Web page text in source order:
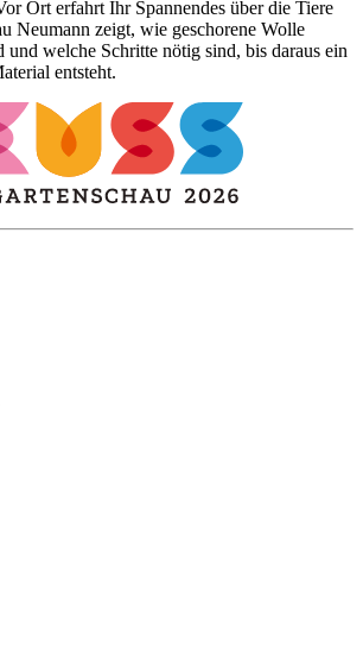
Ort erfahrt Ihr Spannendes über die Tiere
Neumann zeigt, wie geschorene Wolle
welche Schritte nötig sind, bis daraus ein
entsteht.